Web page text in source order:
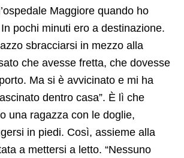
Maggiore quando ho
pochi minuti ero a destinazione.
sbracciarsi in mezzo alla
che avesse fretta, che dovesse
Ma si è avvicinato e mi ha
dentro casa”. È lì che
una ragazza con le doglie,
in piedi. Così, assieme alla
a mettersi a letto. “Nessuno